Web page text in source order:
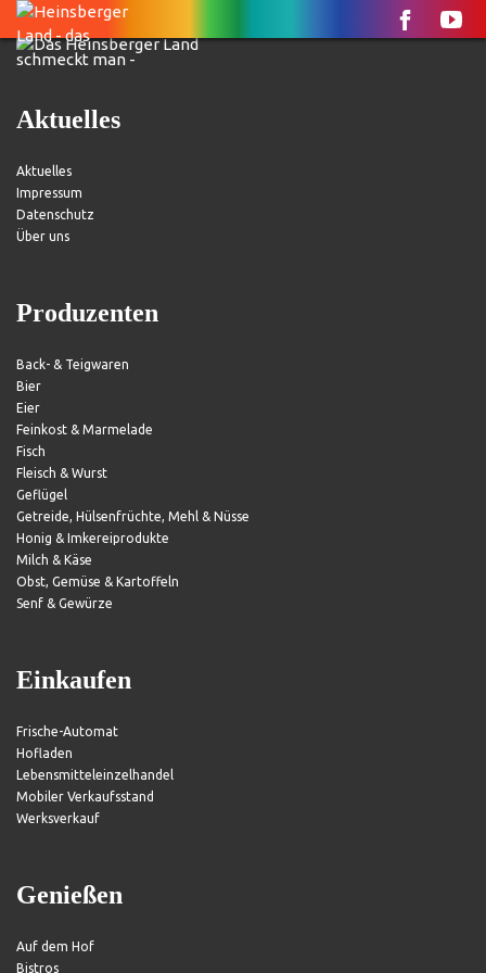
Aktuelles
Aktuelles
Impressum
Datenschutz
Über uns
Produzenten
Back- & Teigwaren
Bier
Eier
Feinkost & Marmelade
Fisch
Fleisch & Wurst
Geflügel
Getreide, Hülsenfrüchte, Mehl & Nüsse
Honig & Imkereiprodukte
Milch & Käse
Obst, Gemüse & Kartoffeln
Senf & Gewürze
Einkaufen
Frische-Automat
Hofladen
Lebensmitteleinzelhandel
Mobiler Verkaufsstand
Werksverkauf
Genießen
Auf dem Hof
Bistros